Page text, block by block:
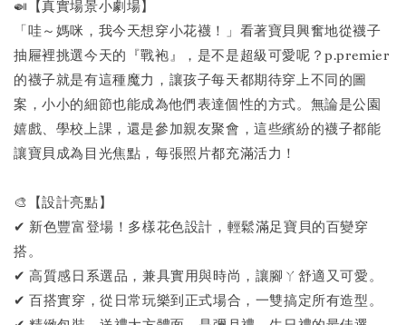
🍛【真實場景小劇場】
「哇～媽咪，我今天想穿小花襪！」看著寶貝興奮地從襪子
抽屜裡挑選今天的『戰袍』，是不是超級可愛呢？p.premier
的襪子就是有這種魔力，讓孩子每天都期待穿上不同的圖
案，小小的細節也能成為他們表達個性的方式。無論是公園
嬉戲、學校上課，還是參加親友聚會，這些繽紛的襪子都能
讓寶貝成為目光焦點，每張照片都充滿活力！
🎨【設計亮點】
✔ 新色豐富登場！多樣花色設計，輕鬆滿足寶貝的百變穿
搭。
✔ 高質感日系選品，兼具實用與時尚，讓腳ㄚ舒適又可愛。
✔ 百搭實穿，從日常玩樂到正式場合，一雙搞定所有造型。